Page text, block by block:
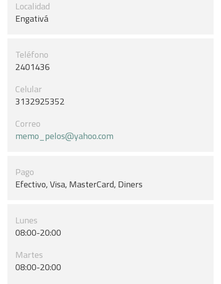
Localidad
Engativá
Teléfono
2401436
Celular
3132925352
Correo
memo_pelos@yahoo.com
Pago
Efectivo, Visa, MasterCard, Diners
Lunes
08:00-20:00
Martes
08:00-20:00